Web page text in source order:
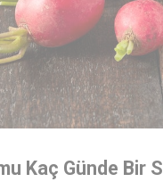
Kaç Günde Bir